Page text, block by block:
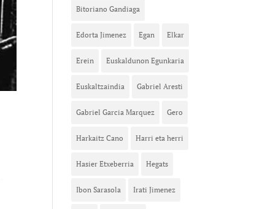
Bitoriano Gandiaga
Edorta Jimenez Egan Elkar
Erein Euskaldunon Egunkaria
Euskaltzaindia Gabriel Aresti
Gabriel Garcia Marquez Gero
Harkaitz Cano Harri eta herri
Hasier Etxeberria Hegats
Ibon Sarasola Irati Jimenez